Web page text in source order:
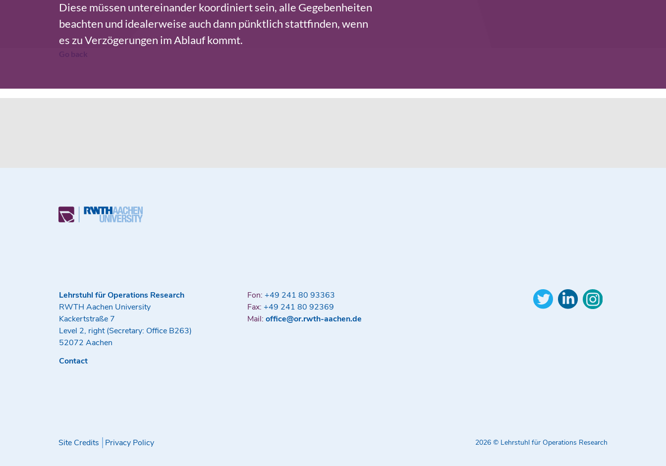
Diese müssen untereinander koordiniert sein, alle Gegebenheiten
beachten und idealerweise auch dann pünktlich stattfinden, wenn
es zu Verzögerungen im Ablauf kommt.
Go back
Lehrstuhl für Operations Research
RWTH Aachen University
Kackertstraße 7
Level 2, right (Secretary: Office B263)
52072 Aachen
Contact
Fon: +49 241 80 93363
Fax: +49 241 80 92369
Mail: office@or.rwth-aachen.de
Site Credits Privacy Policy 2026 © Lehrstuhl für Operations Research